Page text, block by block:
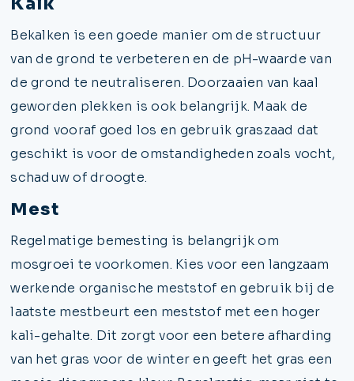
Bekalken is een goede manier om de structuur
van de grond te verbeteren en de pH-waarde van
de grond te neutraliseren. Doorzaaien van kaal
geworden plekken is ook belangrijk. Maak de
grond vooraf goed los en gebruik graszaad dat
geschikt is voor de omstandigheden zoals vocht,
schaduw of droogte.
Mest
Regelmatige bemesting is belangrijk om
mosgroei te voorkomen. Kies voor een langzaam
werkende organische meststof en gebruik bij de
laatste mestbeurt een meststof met een hoger
kali-gehalte. Dit zorgt voor een betere afharding
van het gras voor de winter en geeft het gras een